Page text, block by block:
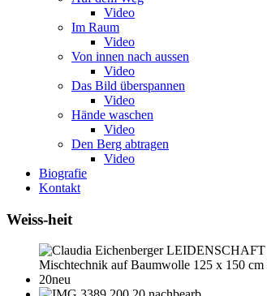
Video
Im Raum
Video
Von innen nach aussen
Video
Das Bild überspannen
Video
Hände waschen
Video
Den Berg abtragen
Video
Biografie
Kontakt
Weiss-heit